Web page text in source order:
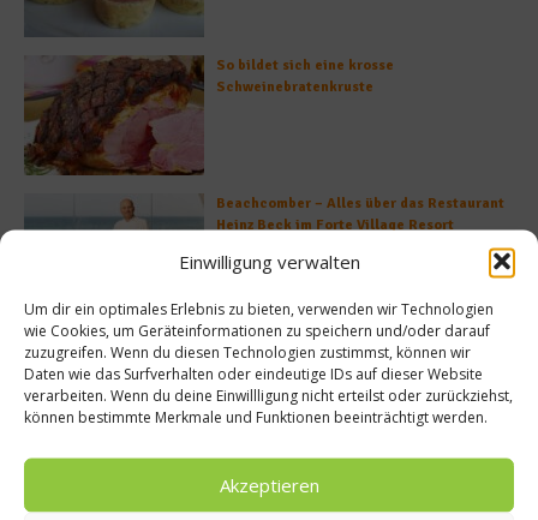
Einwilligung verwalten
Um dir ein optimales Erlebnis zu bieten, verwenden wir Technologien
wie Cookies, um Geräteinformationen zu speichern und/oder darauf
zuzugreifen. Wenn du diesen Technologien zustimmst, können wir
Daten wie das Surfverhalten oder eindeutige IDs auf dieser Website
verarbeiten. Wenn du deine Einwillligung nicht erteilst oder zurückziehst,
können bestimmte Merkmale und Funktionen beeinträchtigt werden.
Akzeptieren
So bildet sich eine krosse
Schweinebratenkruste
Beachcomber – Alles über das Restaurant
Heinz Beck im Forte Village Resort
Was ist der Unterschied zwischen Limonen
und Limetten?
Empfohlen